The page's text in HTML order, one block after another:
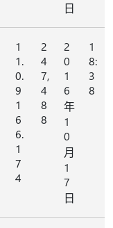
日
1
1.
0.
9
1
6
6.
1
7
4
2
4
7,
4
8
8
2
0
1
6
年
1
0
月
1
7
日
1
8:
3
8